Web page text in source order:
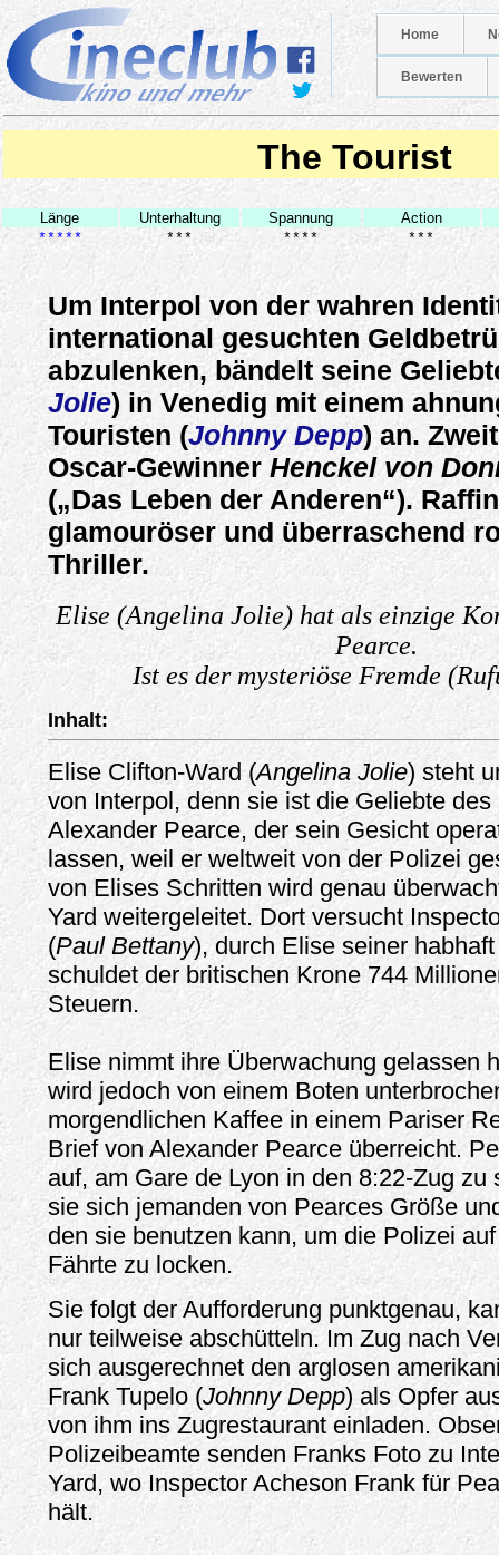
Home
Bewerten
The Tourist
Länge Unterhaltung Spannung
Action
*****
*** **** ***
Um Interpol von der wahren
international gesuchten
abzulenken, bändelt seine
Jolie) in Venedig mit einem
Touristen (Johnny Depp) an.
Oscar-Gewinner Henckel von
(„Das Leben der Anderen“).
glamouröser und überraschend
Thriller.
Elise (Angelina Jolie) hat als einzige
Pearce.
Ist es der mysteriöse Fremde
Inhalt:
Elise Clifton-Ward (Angelina Jolie) steht
von Interpol, denn sie ist die Geliebte
Alexander Pearce, der sein Gesicht
lassen, weil er weltweit von der Polizei
von Elises Schritten wird genau
Yard weitergeleitet. Dort versucht
(Paul Bettany), durch Elise seiner
schuldet der britischen Krone 744
Steuern.
Elise nimmt ihre Überwachung gelassen
wird jedoch von einem Boten
morgendlichen Kaffee in einem Pariser
Brief von Alexander Pearce überreicht.
auf, am Gare de Lyon in den 8:22-Zug zu
sie sich jemanden von Pearces Größe
den sie benutzen kann, um die Polizei
Fährte zu locken.
Sie folgt der Aufforderung punktgenau,
nur teilweise abschütteln. Im Zug nach
sich ausgerechnet den arglosen
Frank Tupelo (Johnny Depp) als Opfer
von ihm ins Zugrestaurant einladen.
Polizeibeamte senden Franks Foto zu
Yard, wo Inspector Acheson Frank für
hält.